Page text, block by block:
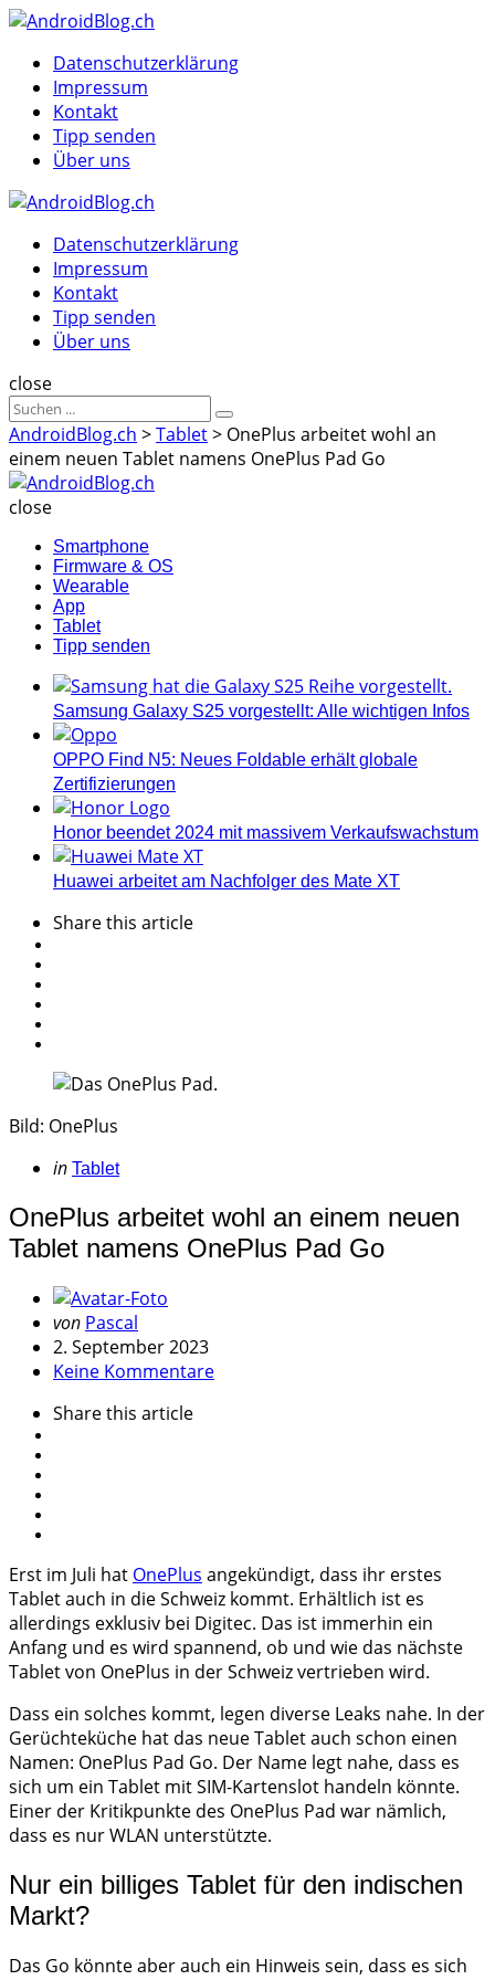
Menu
MenuDatenschutzerklärung
Impressum
Kontakt
Tipp senden
Über uns
Datenschutzerklärung
Impressum
Kontakt
Tipp senden
Über uns
Suche
close
Sucheergebnisse
für
Suche
AndroidBlog.ch >Tablet> OnePlus arbeitet wohl an
einem neuen Tablet namens OnePlus Pad Go
close
Smartphone
Firmware & OS
Wearable
App
Tablet
Tipp senden
Samsung Galaxy S25 vorgestellt: Alle wichtigen Infos
OPPO Find N5: Neues Foldable erhält globale
Zertifizierungen
Honor beendet 2024 mit massivem Verkaufswachstum
Huawei arbeitet am Nachfolger des Mate XT
Sharethis article
Bild: OnePlus
Categories
Posted
in Tablet
OnePlus arbeitet wohl an einem neuen
Tablet namens OnePlus Pad Go
Geschrieben
von
von Pascal
2. September 2023
Keine Kommentare
Sharethis article
Erst im Juli hat OnePlus angekündigt, dass ihr erstes
Tablet auch in die Schweiz kommt. Erhältlich ist es
allerdings exklusiv bei Digitec. Das ist immerhin ein
Anfang und es wird spannend, ob und wie das nächste
Tablet von OnePlus in der Schweiz vertrieben wird.
Dass ein solches kommt, legen diverse Leaks nahe. In der
Gerüchteküche hat das neue Tablet auch schon einen
Namen: OnePlus Pad Go. Der Name legt nahe, dass es
sich um ein Tablet mit SIM-Kartenslot handeln könnte.
Einer der Kritikpunkte des OnePlus Pad war nämlich,
dass es nur WLAN unterstützte.
Nur ein billiges Tablet für den indischen
Markt?
Das Go könnte aber auch ein Hinweis sein, dass es sich